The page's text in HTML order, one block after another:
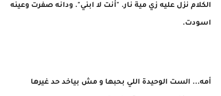
الكلام نزل عليه زي مية نار. "أنت لا ابني". ودانه صفرت وعينه
اسودت.
أمه... الست الوحيدة اللي بحبها و مش بياخد حد غيرها